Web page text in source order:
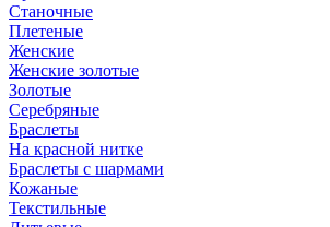
Станочные
Плетеные
Женские
Женские золотые
Золотые
Серебряные
Браслеты
На красной нитке
Браслеты с шармами
Кожаные
Текстильные